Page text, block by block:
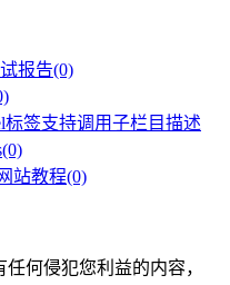
报告(0)
标签支持调用子栏目描述
站教程(0)
何侵犯您利益的内容，